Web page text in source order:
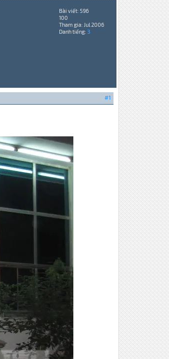
Bài viết: 596
100
Tham gia: Jul 2006
Danh tiếng: 3
#1